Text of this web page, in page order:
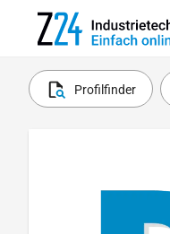
Profilfinder